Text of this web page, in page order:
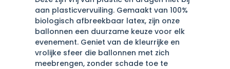
aan plasticvervuiling. Gemaakt van 100%
biologisch afbreekbaar latex, zijn onze
ballonnen een duurzame keuze voor elk
evenement. Geniet van de kleurrijke en
vrolijke sfeer die ballonnen met zich
meebrengen, zonder schade toe te